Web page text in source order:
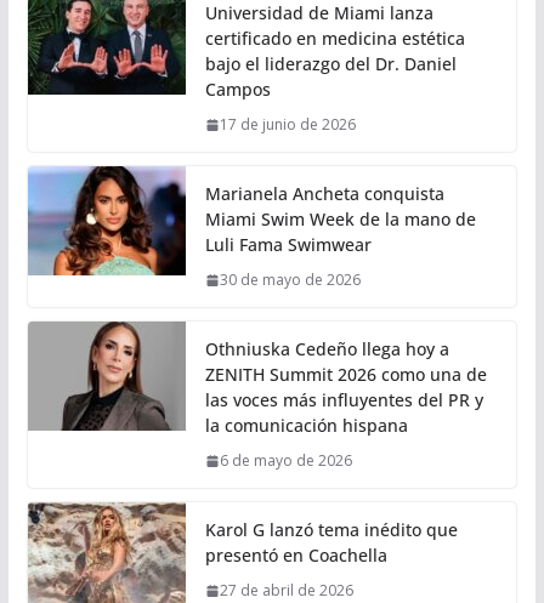
Universidad de Miami lanza
certificado en medicina estética
bajo el liderazgo del Dr. Daniel
Campos
17 de junio de 2026
Marianela Ancheta conquista
Miami Swim Week de la mano de
Luli Fama Swimwear
30 de mayo de 2026
Othniuska Cedeño llega hoy a
ZENITH Summit 2026 como una de
las voces más influyentes del PR y
la comunicación hispana
6 de mayo de 2026
Karol G lanzó tema inédito que
presentó en Coachella
27 de abril de 2026